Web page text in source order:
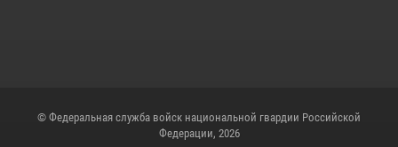
© Федеральная служба войск национальной гвардии Российской
Федерации, 2026